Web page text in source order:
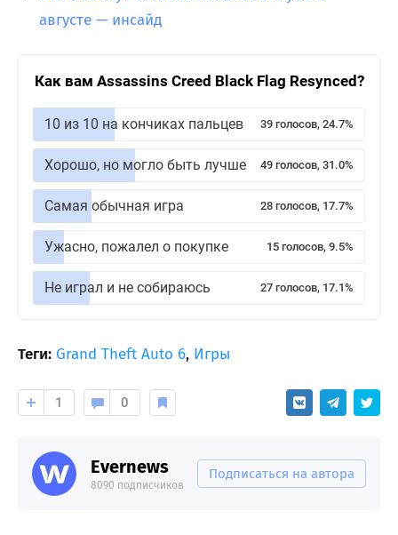
августе — инсайд
Как вам Assassins Creed Black Flag Resynced?
10 из 10 на кончиках пальцев 39 голосов, 24.7%
Хорошо, но могло быть лучше 49 голосов, 31.0%
Самая обычная игра 28 голосов, 17.7%
Ужасно, пожалел о покупке 15 голосов, 9.5%
Не играл и не собираюсь 27 голосов, 17.1%
Теги: Grand Theft Auto 6, Игры
1 0
Evernews
8090 подписчиков
Подписаться на автора